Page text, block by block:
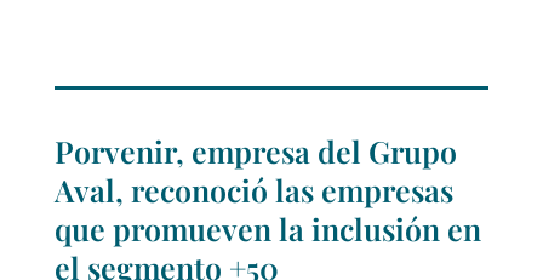
Porvenir, empresa del Grupo
Aval, reconoció las empresas
que promueven la inclusión en
el segmento +50